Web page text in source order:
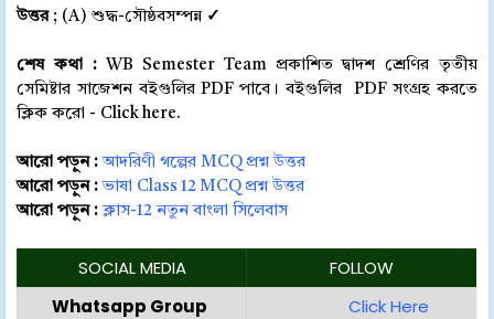
উত্তর ; (A) শুদ্ধ-সৌষ্ঠবসম্পন্ন ✓
শেষ কথা : WB Semester Team প্রকাশিত দ্বাদশ শ্রেণির তৃতীয়
সেমিষ্টার সাজেশন বইগুলির PDF পাবে। বইগুলির PDF সংগ্রহ করতে
ক্লিক করো - Click here.
আরো পড়ুন :আদরিণী গল্পের MCQ প্রশ্ন উত্তর
আরো পড়ুন :ভাষা Class 12 MCQ প্রশ্ন উত্তর
আরো পড়ুন : ক্লাস-12 নতুন বাংলা সিলেবাস
SOCIAL MEDIA
FOLLOW
Whatsapp Group
Click Here